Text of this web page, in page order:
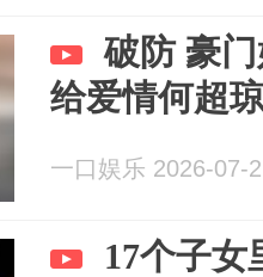
破防 豪
给爱情何超
一口娱乐 2026-07-
17个子女